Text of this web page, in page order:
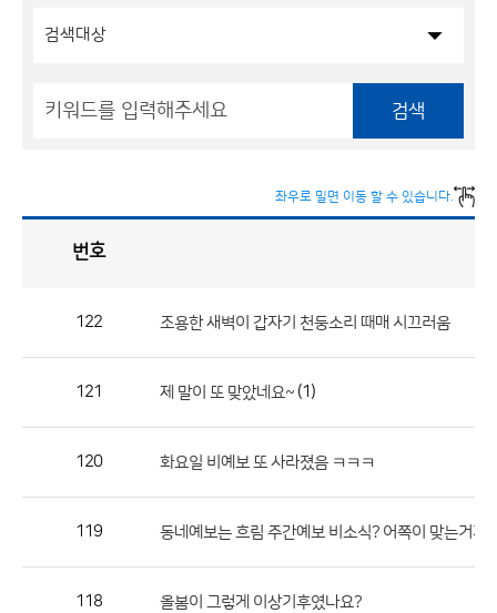
검색
좌우로 밀면 이동 할 수 있습니다.
론
번호
122 조용한 새벽이 갑자기 천둥소리 때매 시끄러움
121 제 말이 또 맞았네요~ (1)
120 화요일 비예보 또 사라졌음 ㅋㅋㅋ
119 동네예보는 흐림 주간예보 비소식? 어쪽이 맞는거지
118 올봄이 그렇게 이상기후였나요?